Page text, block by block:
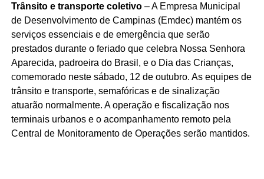
Trânsito e transporte coletivo – A Empresa Municipal
de Desenvolvimento de Campinas (Emdec) mantém os
serviços essenciais e de emergência que serão
prestados durante o feriado que celebra Nossa Senhora
Aparecida, padroeira do Brasil, e o Dia das Crianças,
comemorado neste sábado, 12 de outubro. As equipes de
trânsito e transporte, semafóricas e de sinalização
atuarão normalmente. A operação e fiscalização nos
terminais urbanos e o acompanhamento remoto pela
Central de Monitoramento de Operações serão mantidos.